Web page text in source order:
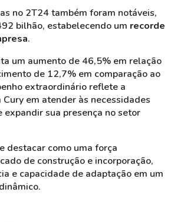
no 2T24 também foram notáveis,
bilhão, estabelecendo um recorde
.
um aumento de 46,5% em relação
de 12,7% em comparação ao
extraordinário reflete a
em atender às necessidades
expandir sua presença no setor
destacar como uma força
de construção e incorporação,
e capacidade de adaptação em um